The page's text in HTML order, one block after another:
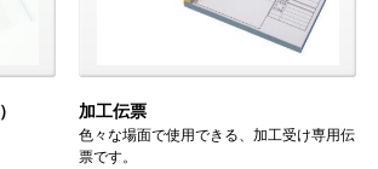
加工伝票
色々な場面で使用できる、加工受け専用伝
票です。